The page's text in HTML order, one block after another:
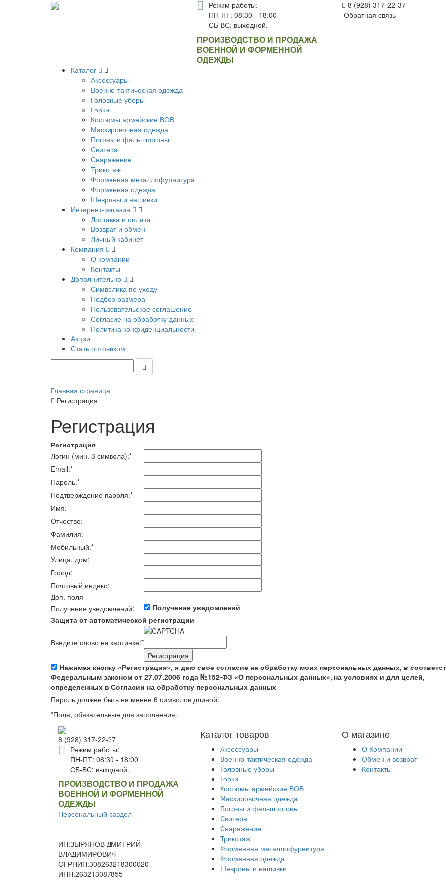
Режим работы:
ПН-ПТ: 08:30 - 18:00
СБ-ВС: выходной.
ПРОИЗВОДСТВО И ПРОДАЖА
ВОЕННОЙ И ФОРМЕННОЙ
ОДЕЖДЫ
8 (928) 317-22-37
Обратная связь
Каталог
Аксессуары
Военно-тактическая одежда
Головные уборы
Горки
Костюмы армейские ВОВ
Маскировочная одежда
Погоны и фальшпогоны
Свитера
Снаряжение
Трикотаж
Форменная металлофурнитура
Форменная одежда
Шевроны и нашивки
Интернет-магазин
Доставка и оплата
Возврат и обмен
Личный кабинет
Компания
О компании
Контакты
Дополнительно
Символика по уходу
Подбор размера
Пользовательское соглашение
Согласие на обработку данных
Политика конфиденциальности
Акции
Стать оптовиком
Главная страница
Регистрация
Регистрация
Регистрация
Логин (мин. 3 символа):*
Email:*
Пароль:*
Подтверждение пароля:*
Имя:
Отчество:
Фамилия:
Мобильный:*
Улица, дом:
Город:
Почтовый индекс:
Доп. поля
Получение уведомлений:
Получение уведомлений
Защита от автоматической регистрации
Введите слово на картинке:*
Нажимая кнопку «Регистрация», я даю свое согласие на обработку моих персональных данных, в
Федеральным законом от 27.07.2006 года №152-ФЗ «О персональных данных», на условиях и для целей,
определенных в Согласии на обработку персональных данных
Пароль должен быть не менее 6 символов длиной.
*Поля, обязательные для заполнения.
О магазине
О Компании
Обмен и возврат
Контакты
Каталог товаров
Аксессуары
Военно-тактическая одежда
Головные уборы
Горки
Костюмы армейские ВОВ
Маскировочная одежда
Погоны и фальшпогоны
Свитера
Снаряжение
Трикотаж
Форменная металлофурнитура
Форменная одежда
Шевроны и нашивки
8 (928) 317-22-37
Режим работы:
ПН-ПТ: 08:30 - 18:00
СБ-ВС: выходной.
ПРОИЗВОДСТВО И ПРОДАЖА
ВОЕННОЙ И ФОРМЕННОЙ
ОДЕЖДЫ
Персональный раздел
ИП:ЗЫРЯНОВ ДМИТРИЙ
ВЛАДИМИРОВИЧ
ОГРНИП:308263218300020
ИНН:263213087855